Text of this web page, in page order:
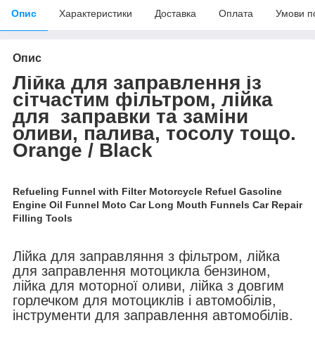
Опис Характеристики Доставка Оплата Умови
Опис
Лійка для заправлення із
сітчастим фільтром, лійка
для заправки та заміни
оливи, палива, тосолу тощо.
Orange / Black
Refueling Funnel with Filter Motorcycle Refuel Gasoline
Engine Oil Funnel Moto Car Long Mouth Funnels Car Repair
Filling Tools
Лійка для заправляння з фільтром, лійка
для заправлення мотоцикла бензином,
лійка для моторної оливи, лійка з довгим
горлечком для мотоциклів і автомобілів,
інструменти для заправлення автомобілів.